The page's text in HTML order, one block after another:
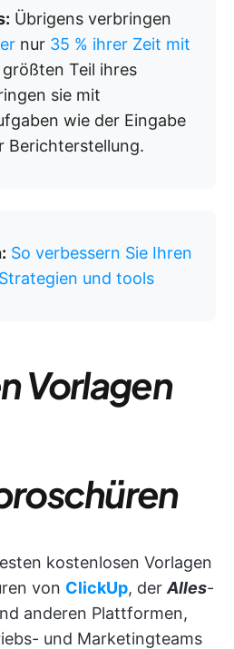
Übrigens verbringen
nur 35 % ihrer Zeit mit
Teil ihres
sie mit
wie der Eingabe
Berichterstellung.
So verbessern Sie Ihren
und tools
Vorlagen
kostenlosen Vorlagen
von ClickUp, der Alles-
anderen Plattformen,
und Marketingteams